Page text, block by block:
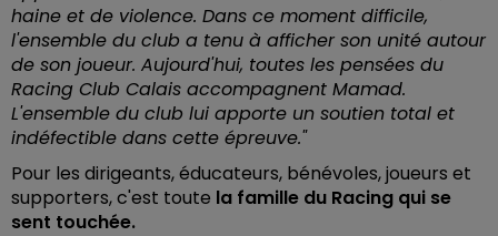
haine et de violence. Dans ce moment difficile,
l'ensemble du club a tenu à afficher son unité autour
de son joueur. Aujourd'hui, toutes les pensées du
Racing Club Calais accompagnent Mamad.
L'ensemble du club lui apporte un soutien total et
indéfectible dans cette épreuve."
Pour les dirigeants, éducateurs, bénévoles, joueurs et
supporters, c'est toute la famille du Racing qui se
sent touchée.